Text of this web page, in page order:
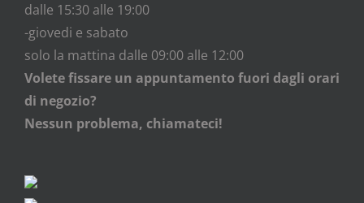
dalle 15:30 alle 19:00
-giovedi e sabato
solo la mattina dalle 09:00 alle 12:00
Volete fissare un appuntamento fuori dagli orari
di negozio?
Nessun problema, chiamateci!